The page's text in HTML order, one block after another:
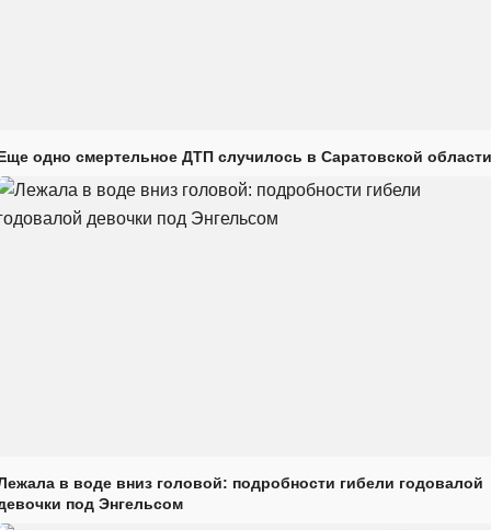
одно смертельное ДТП случилось в Саратовской области
в воде вниз головой: подробности гибели годовалой
под Энгельсом